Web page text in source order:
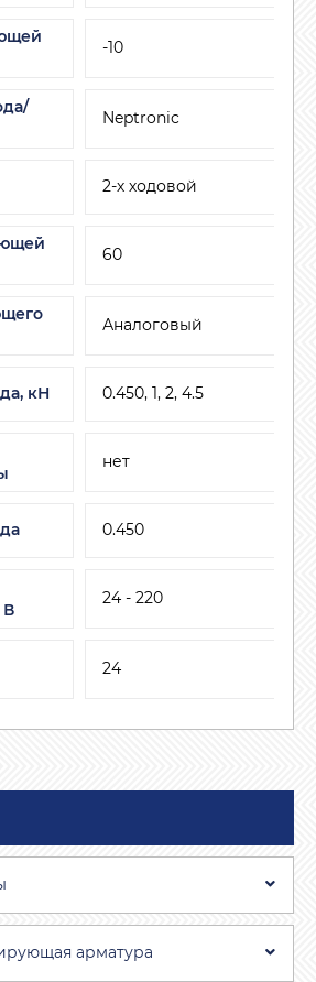
-10
Neptronic
2-х ходовой
60
Аналоговый
кН 0.450, 1, 2, 4.5
нет
0.450
В
24 - 220
24
арматура